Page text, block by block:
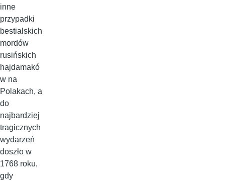
inne
przypadki
bestialskich
mordów
rusińskich
hajdamakó
w na
Polakach, a
do
najbardziej
tragicznych
wydarzeń
doszło w
1768 roku,
gdy